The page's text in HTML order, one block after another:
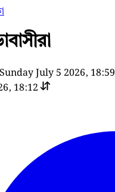
July 5 2026, 18:59
18:12